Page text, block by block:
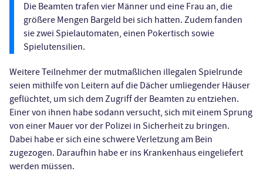
Die Beamten trafen vier Männer und eine Frau an, die
größere Mengen Bargeld bei sich hatten. Zudem fanden
sie zwei Spielautomaten, einen Pokertisch sowie
Spielutensilien.
Weitere Teilnehmer der mutmaßlichen illegalen Spielrunde
seien mithilfe von Leitern auf die Dächer umliegender Häuser
geflüchtet, um sich dem Zugriff der Beamten zu entziehen.
Einer von ihnen habe sodann versucht, sich mit einem Sprung
von einer Mauer vor der Polizei in Sicherheit zu bringen.
Dabei habe er sich eine schwere Verletzung am Bein
zugezogen. Daraufhin habe er ins Krankenhaus eingeliefert
werden müssen.